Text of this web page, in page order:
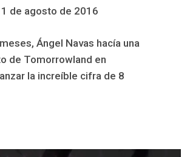
de agosto de 2016
Ángel Navas hacía una
de Tomorrowland en
la increíble cifra de 8